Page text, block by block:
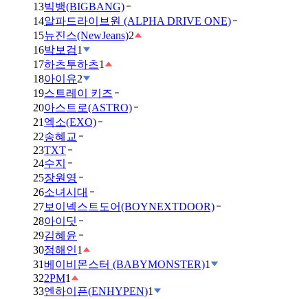
13빅뱅(BIGBANG)
14알파드라이브원 (ALPHA DRIVE ONE)
15뉴진스(NewJeans)2
16박보검1
17하츠투하츠1
18아이유2
19스트레이 키즈
20아스트로(ASTRO)
21 엑소(EXO)
22송혜교
23TXT
24수지
25장원영
26소녀시대
27보이넥스트도어(BOYNEXTDOOR)
28아이딧
29김혜윤
30정해인1
31 베이비몬스터 (BABYMONSTER)1
322PM1
33엔하이픈(ENHYPEN)1